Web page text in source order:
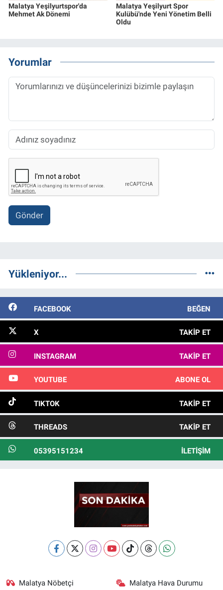
Malatya Yeşilyurtspor'da
Mehmet Ak Dönemi
Malatya Yeşilyurt Spor
Kulübü'nde Yeni Yönetim Belli
Oldu
Yorumlar
Gönder
Yükleniyor...
FACEBOOK BEĞEN
X TAKIP ET
INSTAGRAM TAKIP ET
YOUTUBE ABONE OL
TIKTOK TAKIP ET
THREADS TAKIP ET
05395151234 İLETIŞIM
Malatya Nöbetçi
Malatya Hava Durumu